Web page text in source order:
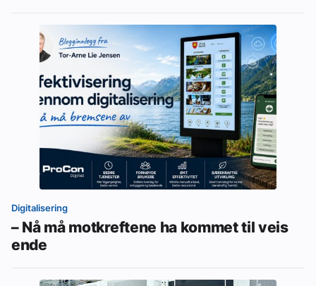
Digitalisering
– Nå må motkreftene ha kommet til veis
ende